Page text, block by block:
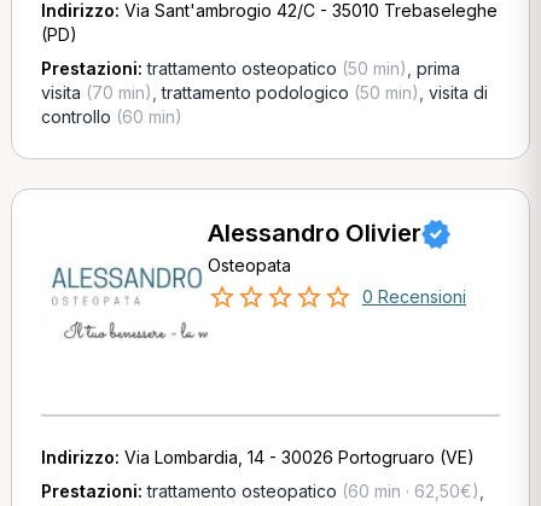
Indirizzo: Via Sant'ambrogio 42/C - 35010 Trebaseleghe
(PD)
Prestazioni:trattamento osteopatico (50 min) prima
visita (70 min) ,trattamento podologico (50 min) visita di
controllo (60 min)
Alessandro Olivier
Osteopata
0 Recensioni
Indirizzo: Via Lombardia, 14 - 30026 Portogruaro (VE)
Prestazioni:trattamento osteopatico (60 min · 62,50€)